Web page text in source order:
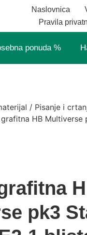
Naslovnica
Pravila
ponuda %
/ Pisanje i
HB Multiverse
pk3